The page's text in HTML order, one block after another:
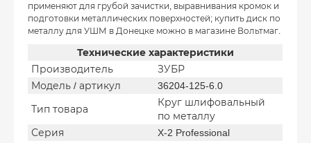
применяют для грубой зачистки, выравнивания кромок и
подготовки металлических поверхностей; купить диск по
металлу для УШМ в Донецке можно в магазине Вольтмаг.
Технические характеристики
Производитель
ЗУБР
Модель / артикул
36204-125-6.0
Тип товара
Круг шлифовальный
по металлу
Серия
X-2 Professional